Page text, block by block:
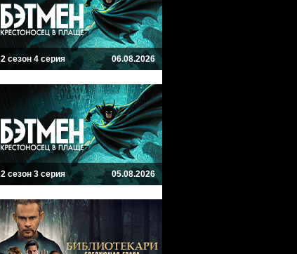
2 сезон 4 серия 06.08.2026
2 сезон 3 серия 05.08.2026